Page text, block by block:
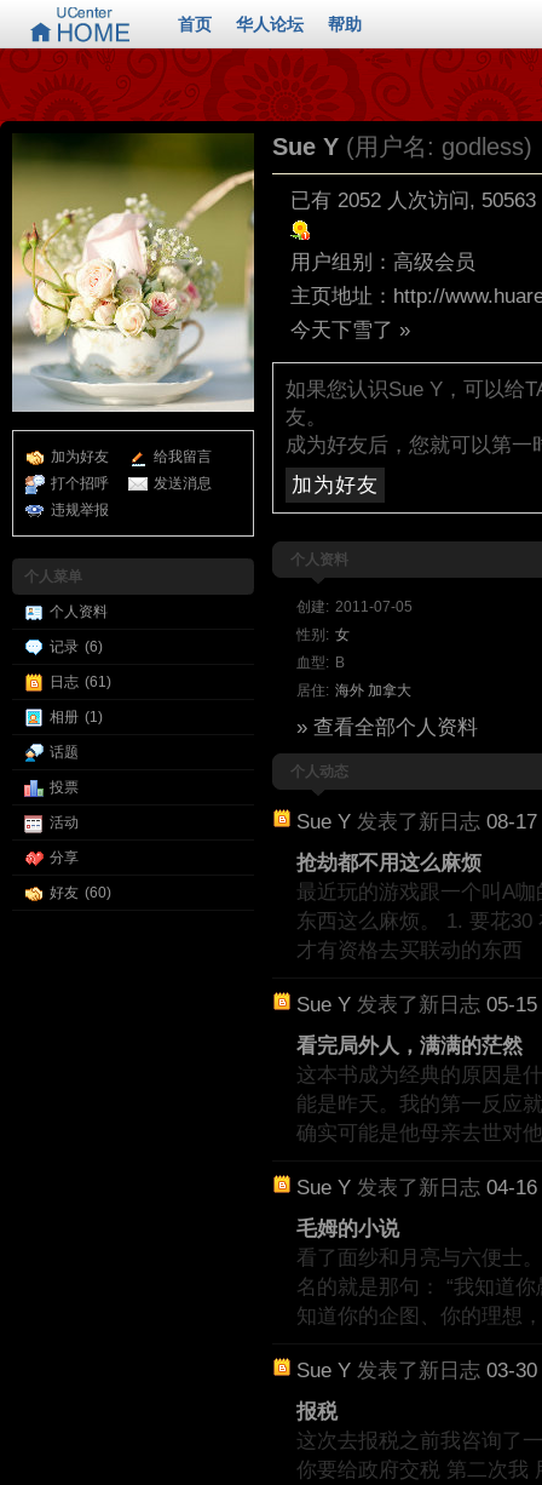
首页 华人论坛 帮助
加为好友
给我留言
打个招呼
发送消息
违规举报
个人菜单
个人资料
记录 (6)
日志 (61)
相册 (1)
话题
投票
活动
分享
好友 (60)
Sue Y (用户名: godless)
已有 2052 人次访问,
用户组别： 高级会员
主页地址： http://
今天下雪了 »
如果您认识Sue Y，可以给
友。
成为好友后，您就可以第一
加为好友
个人资料
创建: 2011-07-05
性别: 女
血型: B
居住: 海外 加拿大
» 查看全部个人资料
个人动态
Sue Y 发表了新日志 08-
抢劫都不用这么麻烦
最近玩的游戏跟一个叫A
东西这么麻烦。 1. 要花
才有资格去买联动的东西
Sue Y 发表了新日志 05-
看完局外人，满满的茫然
这本书成为经典的原因是
能是昨天。我的第一反应
确实可能是他母亲去世对
Sue Y 发表了新日志 04-
毛姆的小说
看了面纱和月亮与六便士
名的就是那句： “我知道
知道你的企图、你的理想
Sue Y 发表了新日志 03-
报税
这次去报税之前我咨询了
你要给政府交税 第二次我